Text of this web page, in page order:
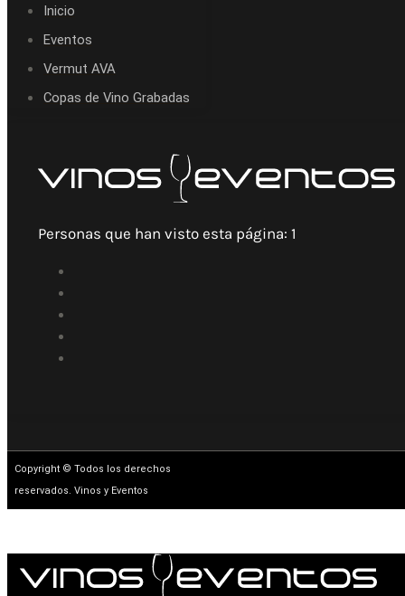
Inicio
Eventos
Vermut AVA
Copas de Vino Grabadas
Personas que han visto esta página: 1
Copyright © Todos los derechos
reservados. Vinos y Eventos